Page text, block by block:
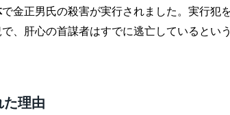
で金正男氏の殺害が実行されました。実行犯
、肝心の首謀者はすでに逃亡しているとい
た理由